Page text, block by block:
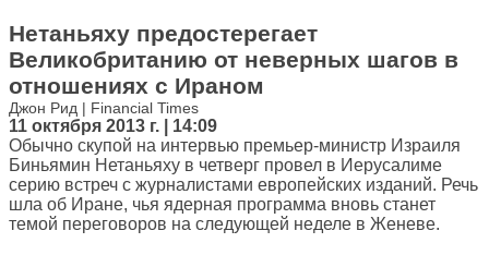
Нетаньяху предостерегает
Великобританию от неверных шагов в
отношениях с Ираном
Джон Рид | Financial Times
11 октября 2013 г. | 14:09
Обычно скупой на интервью премьер-министр Израиля
Биньямин Нетаньяху в четверг провел в Иерусалиме
серию встреч с журналистами европейских изданий. Речь
шла об Иране, чья ядерная программа вновь станет
темой переговоров на следующей неделе в Женеве.